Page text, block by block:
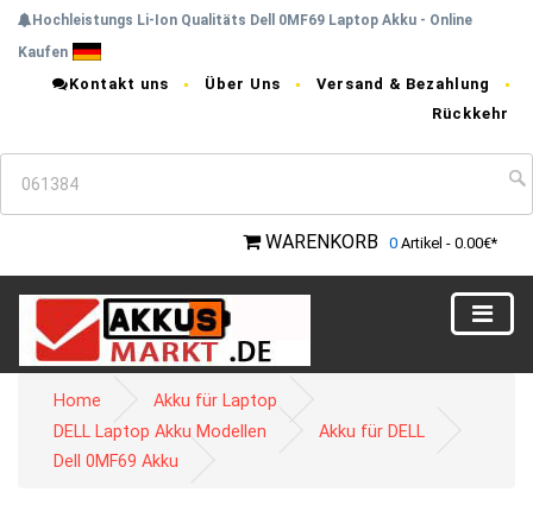
Hochleistungs Li-Ion Qualitäts Dell 0MF69 Laptop Akku - Online
Kaufen
Kontakt uns Über Uns
Versand & Bezahlung
Rückkehr
WARENKORB 0 Artikel - 0.00€*
Home
Akku für Laptop
DELL Laptop Akku Modellen
Akku für DELL
Dell 0MF69 Akku